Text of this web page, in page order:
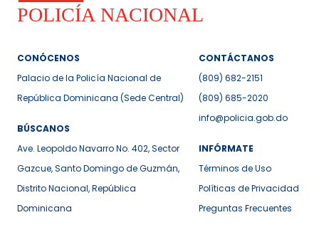
CONÓCENOS
Palacio de la Policía Nacional de
República Dominicana (Sede Central)
BÚSCANOS
Ave. Leopoldo Navarro No. 402, Sector
Gazcue, Santo Domingo de Guzmán,
Distrito Nacional, República
Dominicana
CONTÁCTANOS
(809) 682-2151
(809) 685-2020
info@policia.gob.do
INFÓRMATE
Términos de Uso
Políticas de Privacidad
Preguntas Frecuentes